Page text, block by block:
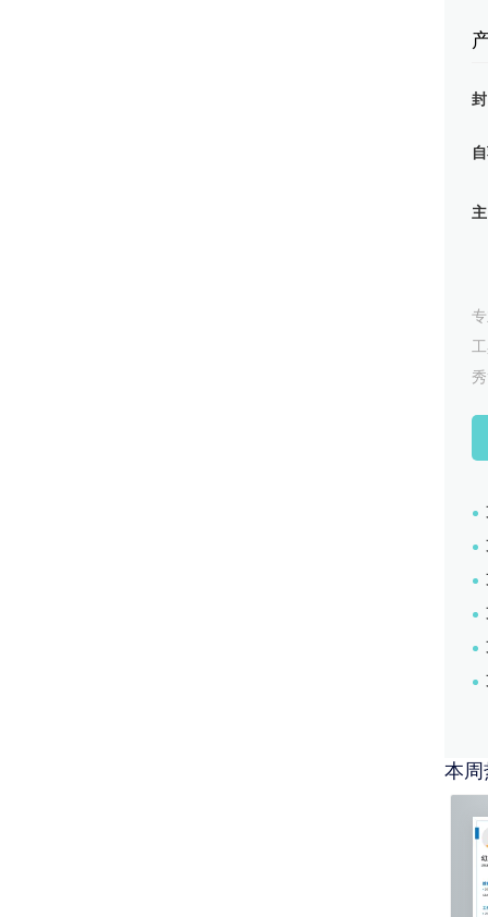
● 成功上线【流量商城】APP，通
●提高综合购买率至32%，提高复购
● 负责号卡中心模块设计，完成下
● 负责告警中心模块设计，实现套
突然断网，提供车厂及车主更优的
● 负责个人中心模块设计，提供异
联网批量管理。平台共 200+功能
● 协助产品经理输出 CMP 2.0 平台
订购中心模块（资费套餐订单部分
● 德国商报项目是联想联合德国商
决方案。用户可以免费享受长达12
本周